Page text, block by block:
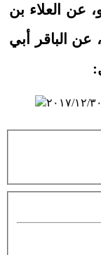
عن العلاء بن
الباقر أبي
٢٠١٧/١٢/٣٠